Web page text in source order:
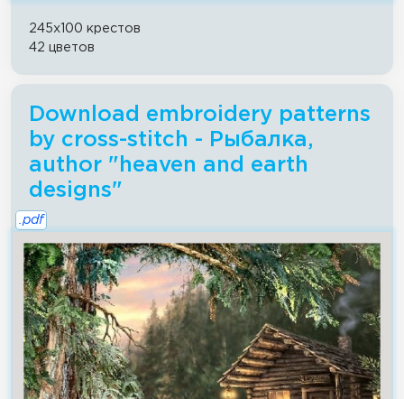
245x100 крестов
42 цветов
Download embroidery patterns
by cross-stitch - Рыбалка,
author "heaven and earth
designs"
.pdf